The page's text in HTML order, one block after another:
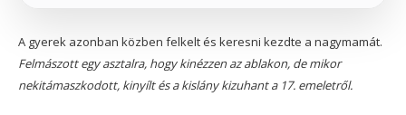
A gyerek azonban közben felkelt és keresni kezdte a nagymamát.
Felmászott egy asztalra, hogy kinézzen az ablakon, de mikor
nekitámaszkodott, kinyílt és a kislány kizuhant a 17. emeletről.